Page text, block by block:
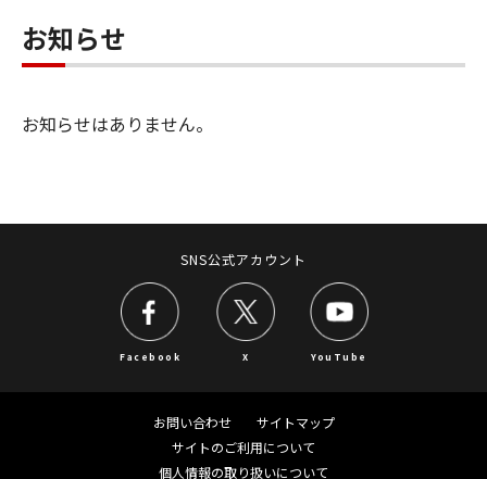
お知らせ
お知らせはありません。
SNS公式アカウント
Facebook X YouTube
お問い合わせ
サイトマップ
サイトのご利用について
個人情報の取り扱いについて